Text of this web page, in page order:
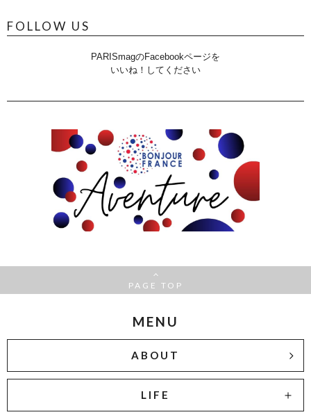
FOLLOW US
PARISmagのFacebookページを
いいね！してください
PAGE TOP
MENU
ABOUT
LIFE